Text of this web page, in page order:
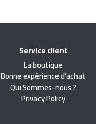
Service client
La boutique
Bonne expérience d'achat
Qui Sommes-nous ?
Privacy Policy